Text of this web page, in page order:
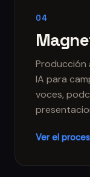
04
Producción
IA para
voces,
Ver el